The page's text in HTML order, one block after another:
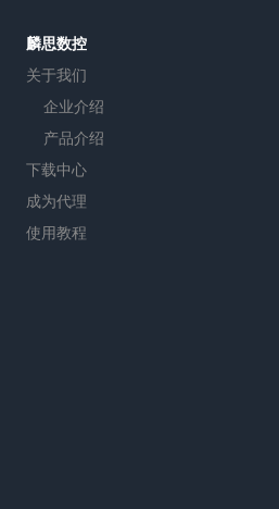
麟思数控
关于我们
企业介绍
产品介绍
下载中心
成为代理
使用教程